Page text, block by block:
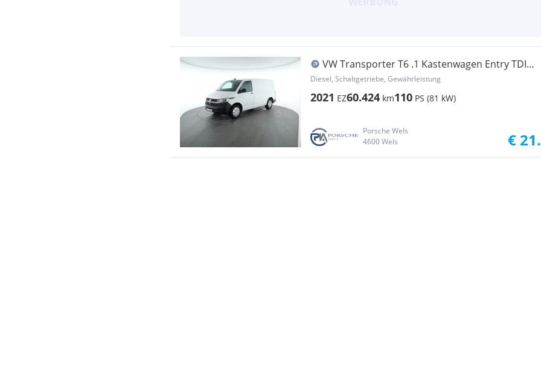
VW Transporter T6 .1 Kastenwagen Entry TDI
Transporter / Kastenwagen
Diesel, Schaltgetriebe, Gewährleistung
2021 EZ60.424 km110 PS (81 kW)
Porsche Wels
4600 Wels
€